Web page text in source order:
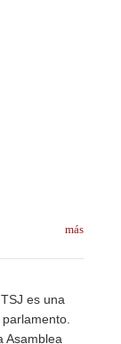
es una
Asamblea
más